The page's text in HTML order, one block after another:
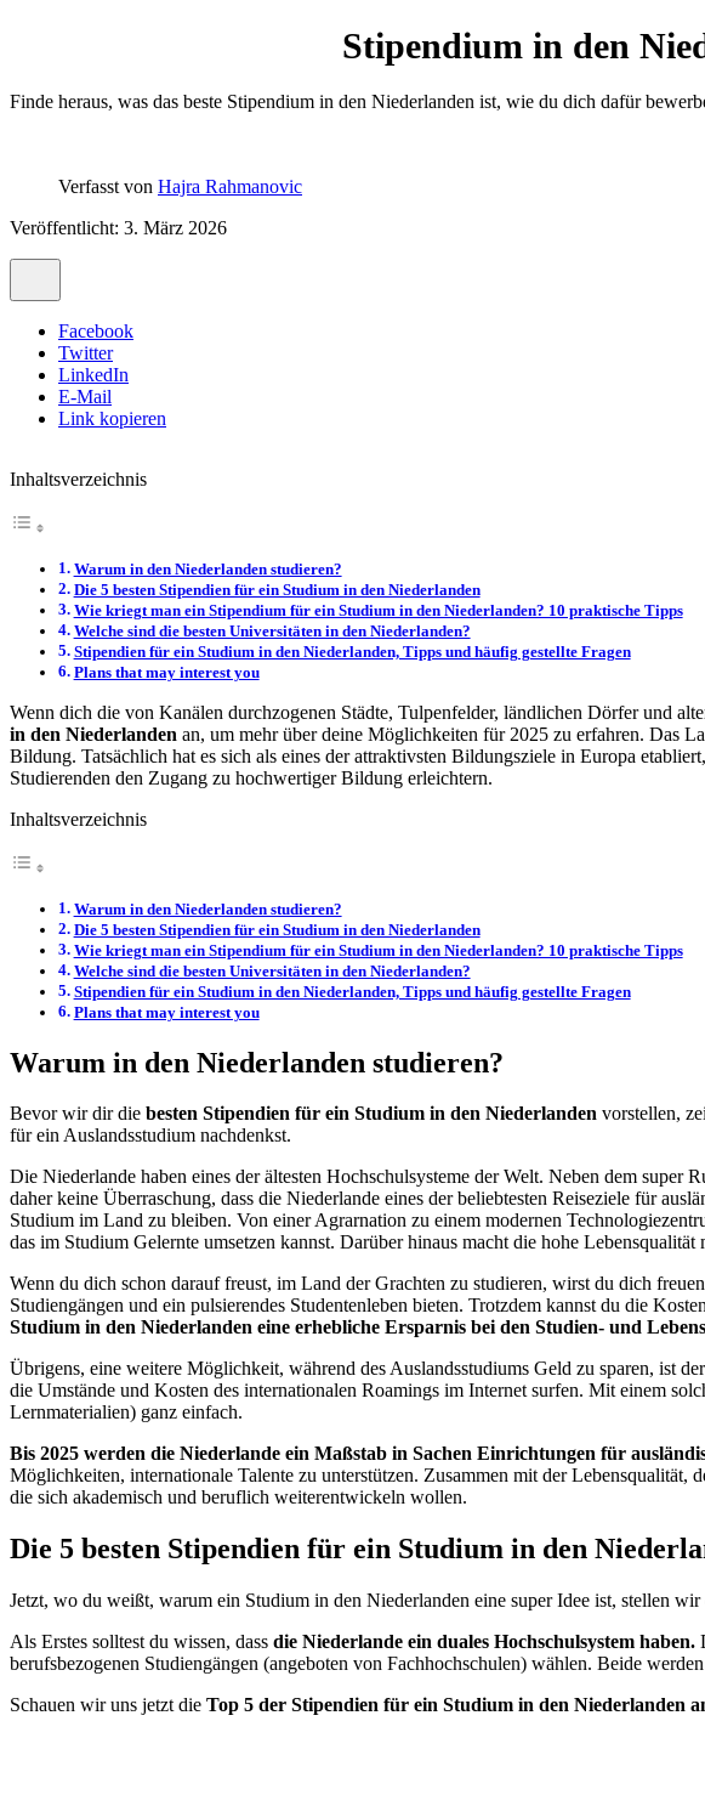
Stipendium in den
Finde heraus, was das beste Stipendium in den Niederlanden ist, wie du dich dafür
Verfasst von Hajra Rahmanovic
Veröffentlicht: 3. März 2026
Facebook
Twitter
LinkedIn
E-Mail
Link kopieren
Inhaltsverzeichnis
Warum in den Niederlanden studieren?
Die 5 besten Stipendien für ein Studium in den Niederlanden
Wie kriegt man ein Stipendium für ein Studium in den Niederlanden? 10 praktische Tipps
Welche sind die besten Universitäten in den Niederlanden?
Stipendien für ein Studium in den Niederlanden, Tipps und häufig gestellte Fragen
Plans that may interest you
Wenn dich die von Kanälen durchzogenen Städte, Tulpenfelder, ländlichen Dörfer und
in den Niederlanden an, um mehr über deine Möglichkeiten für 2025 zu erfahren. Das
Bildung. Tatsächlich hat es sich als eines der attraktivsten Bildungsziele in Europa
Studierenden den Zugang zu hochwertiger Bildung erleichtern.
Inhaltsverzeichnis
Warum in den Niederlanden studieren?
Die 5 besten Stipendien für ein Studium in den Niederlanden
Wie kriegt man ein Stipendium für ein Studium in den Niederlanden? 10 praktische Tipps
Welche sind die besten Universitäten in den Niederlanden?
Stipendien für ein Studium in den Niederlanden, Tipps und häufig gestellte Fragen
Plans that may interest you
Warum in den Niederlanden studieren?
Bevor wir dir die besten Stipendien für ein Studium in den Niederlanden vorstellen,
für ein Auslandsstudium nachdenkst.
Die Niederlande haben eines der ältesten Hochschulsysteme der Welt. Neben dem super
daher keine Überraschung, dass die Niederlande eines der beliebtesten Reiseziele für
Studium im Land zu bleiben. Von einer Agrarnation zu einem modernen
das im Studium Gelernte umsetzen kannst. Darüber hinaus macht die hohe
Wenn du dich schon darauf freust, im Land der Grachten zu studieren, wirst du dich
Studiengängen und ein pulsierendes Studentenleben bieten. Trotzdem kannst du die
Studium in den Niederlanden eine erhebliche Ersparnis bei den Studien- und
Übrigens, eine weitere Möglichkeit, während des Auslandsstudiums Geld zu sparen, ist der
die Umstände und Kosten des internationalen Roamings im Internet surfen. Mit einem
Lernmaterialien) ganz einfach.
Bis 2025 werden die Niederlande ein Maßstab in Sachen Einrichtungen für
Möglichkeiten, internationale Talente zu unterstützen. Zusammen mit der
die sich akademisch und beruflich weiterentwickeln wollen.
Die 5 besten Stipendien für ein Studium in den
Jetzt, wo du weißt, warum ein Studium in den Niederlanden eine super Idee ist, stellen
Als Erstes solltest du wissen, dass die Niederlande ein duales Hochschulsystem haben.
berufsbezogenen Studiengängen (angeboten von Fachhochschulen) wählen. Beide
Schauen wir uns jetzt die Top 5 der Stipendien für ein Studium in den Niederlanden